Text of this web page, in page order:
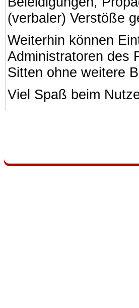
(verbaler) Verstöße
Weiterhin können
Administratoren des
Sitten ohne weitere
Viel Spaß beim